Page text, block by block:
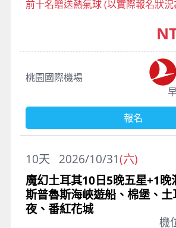
前十名贈送熱氣球 (以實際報名狀況
桃園國際機場
報名
2026/10/31(六)
10天
魔幻土耳其10日5晚五星+1晚
斯普魯斯海峽遊船、棉堡、
夜、番紅花城
機